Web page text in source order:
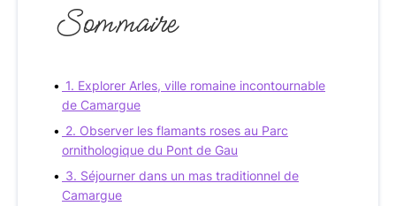
Sommaire
1. Explorer Arles, ville romaine incontournable
de Camargue
2. Observer les flamants roses au Parc
ornithologique du Pont de Gau
3. Séjourner dans un mas traditionnel de
Camargue